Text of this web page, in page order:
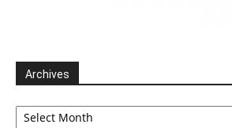
Archives
Archives